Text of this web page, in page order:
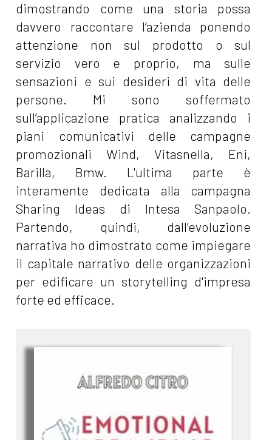
dimostrando come una storia possa
davvero raccontare l’azienda ponendo
attenzione non sul prodotto o sul
servizio vero e proprio, ma sulle
sensazioni e sui desideri di vita delle
persone. Mi sono soffermato
sull’applicazione pratica analizzando i
piani comunicativi delle campagne
promozionali Wind, Vitasnella, Eni,
Barilla, Bmw. L'ultima parte è
interamente dedicata alla campagna
Sharing Ideas di Intesa Sanpaolo.
Partendo, quindi, dall’evoluzione
narrativa ho dimostrato come impiegare
il capitale narrativo delle organizzazioni
per edificare un storytelling d'impresa
forte ed efficace.